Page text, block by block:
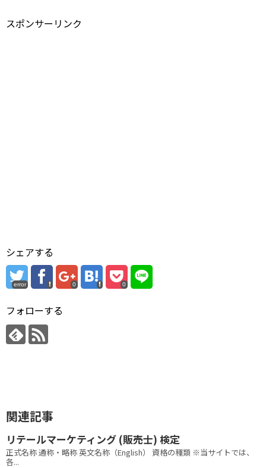
スポンサーリンク
シェアする
error 0 0
フォローする
関連記事
リテールマーケティング (販売士) 検定
正式名称 通称・略称 英文名称（English） 資格の種類 ※当サイトでは、
各...